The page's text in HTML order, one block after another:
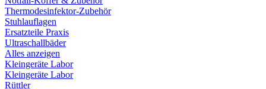
Thermodesinfektor-Zubehör
Stuhlauflagen
Ersatzteile Praxis
Ultraschallbäder
Alles anzeigen
Kleingeräte Labor
Kleingeräte Labor
Rüttler